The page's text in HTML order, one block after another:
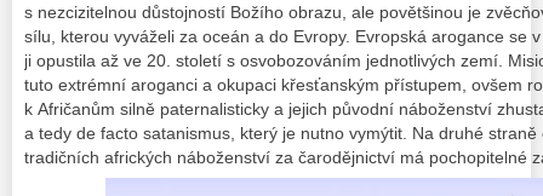
s nezcizitelnou důstojností Božího obrazu, ale povětšinou je
sílu, kterou vyváželi za oceán a do Evropy. Evropská arogance se
ji opustila až ve 20. století s osvobozováním jednotlivých zemí.
tuto extrémní aroganci a okupaci křesťanským přístupem, ovšem
k Afričanům silně paternalisticky a jejich původní náboženství
a tedy de facto satanismus, který je nutno vymýtit. Na druhé
tradičních afrických náboženství za čarodějnictví má pochopitelné